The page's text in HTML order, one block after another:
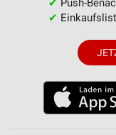
✔